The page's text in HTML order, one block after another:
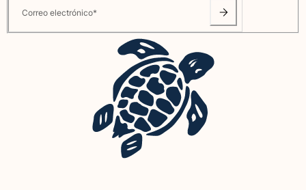
Ver todo Pret-a-porter
Ver todo Accesorios
Sombreros y Gorras
Correo electrónico*